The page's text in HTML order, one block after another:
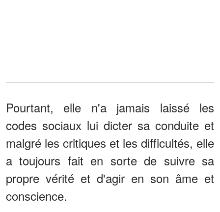
Pourtant, elle n'a jamais laissé les
codes sociaux lui dicter sa conduite et
malgré les critiques et les difficultés, elle
a toujours fait en sorte de suivre sa
propre vérité et d'agir en son âme et
conscience.